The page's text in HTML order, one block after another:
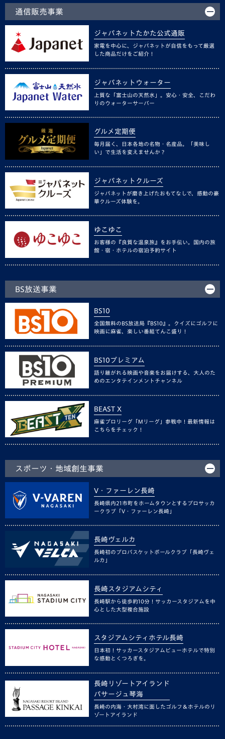
通信販売事業
ジャパネットたかた公式通販
家電を中心に、ジャパネットが自信をもって厳選
した商品だけをご紹介！
ジャパネットウォーター
上質な「富士山の天然水」。安心・安全、こだわ
りのウォーターサーバー
グルメ定期便
毎月届く、日本各地の名物・名産品。「美味し
い」で生活を変えませんか？
ジャパネットクルーズ
ジャパネットが磨き上げたおもてなしで、感動の豪
華クルーズ体験を。
ゆこゆこ
お客様の『良質な温泉旅』をお手伝い。国内の旅
館・宿・ホテルの宿泊予約サイト
BS放送事業
BS10
全国無料のBS放送局『BS10』。クイズにゴルフに
映画に麻雀、楽しい番組てんこ盛り！
BS10プレミアム
語り継がれる映画や音楽をお届けする、大人のた
めのエンタテインメントチャンネル
BEAST X
麻雀プロリーグ「Mリーグ」参戦中！最新情報は
こちらをチェック！
スポーツ・地域創生事業
V・ファーレン長崎
長崎県内21市町をホームタウンとするプロサッカ
ークラブ「V・ファーレン長崎」
長崎ヴェルカ
長崎初のプロバスケットボールクラブ「長崎ヴェ
ルカ」
長崎スタジアムシティ
長崎駅から徒歩約10分！サッカースタジアムを中
心とした大型複合施設
スタジアムシティホテル長崎
日本初！サッカースタジアムビューホテルで特別
な感動とくつろぎを。
長崎リゾートアイランド
パサージュ琴海
長崎の内海・大村湾に面したゴルフ＆ホテルのリ
ゾートアイランド